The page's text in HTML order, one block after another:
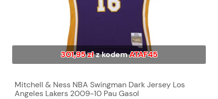
301,95 złz kodemATAF45
Mitchell & Ness NBA Swingman Dark Jersey Los
Angeles Lakers 2009-10 Pau Gasol